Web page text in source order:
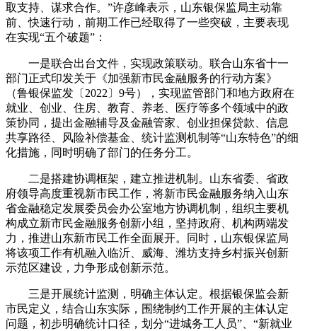
取支持、谋求合作。”许彦峰表示，山东银保监局主动靠
前、快速行动，前期工作已经取得了一些突破，主要表现
在实现“五个破题”：
一是联合出台文件，实现政策联动。联合山东省十一
部门正式印发关于《加强新市民金融服务的行动方案》
（鲁银保监发〔2022〕9号），实现监管部门和地方政府在
就业、创业、住房、教育、养老、医疗等多个领域中的政
策协同，提出金融辅导及金融管家、创业担保贷款、信息
共享路径、风险补偿基金、统计监测机制等“山东特色”的细
化措施，同时明确了部门的任务分工。
二是搭建协调框架，建立推进机制。山东省委、省政
府领导高度重视新市民工作，将新市民金融服务纳入山东
省金融稳定发展委员会办公室地方协调机制，组织主要机
构成立新市民金融服务创新小组，坚持政府、机构两端发
力，推进山东新市民工作全面展开。同时，山东银保监局
将该项工作有机融入临沂、威海、潍坊支持乡村振兴创新
示范区建设，力争形成创新示范。
三是开展统计监测，明确主体认定。根据银保监会新
市民定义，结合山东实际，围绕制约工作开展的主体认定
问题，初步明确统计口径，划分“进城务工人员”、“新就业